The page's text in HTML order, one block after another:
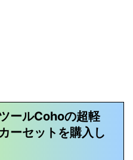
ールCohoの超軽
ーセット を購入し